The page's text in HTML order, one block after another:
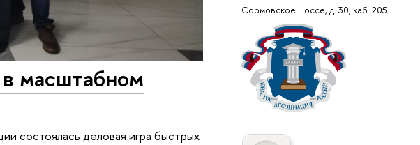
Сормовское шоссе, д. 30, каб. 205
масштабном
состоялась деловая игра быстрых